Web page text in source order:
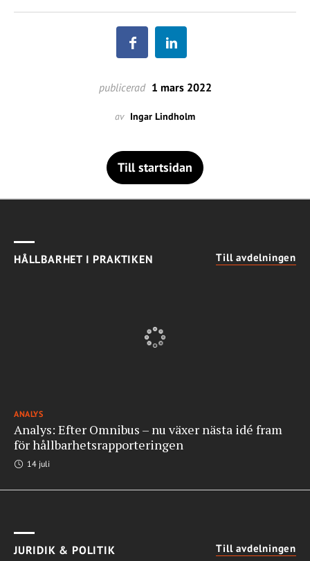
publicerad 1 mars 2022
av Ingar Lindholm
Till startsidan
HÅLLBARHET I PRAKTIKEN Till avdelningen
ANALYS
Analys: Efter Omnibus – nu växer nästa idé fram
för hållbarhetsrapporteringen
14 juli
JURIDIK & POLITIK Till avdelningen